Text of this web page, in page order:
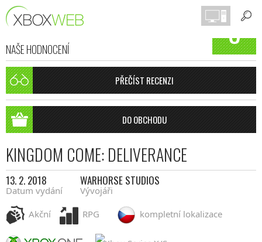
NAŠE HODNOCENÍ 8
PŘEČÍST RECENZI
DO OBCHODU
KINGDOM COME: DELIVERANCE
13. 2. 2018
Datum vydání
WARHORSE STUDIOS
Vývojáři
Akční
RPG kompletní lokalizace